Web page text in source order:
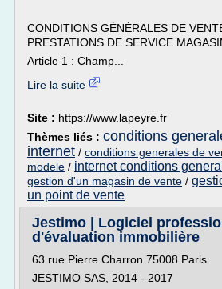
CONDITIONS GÉNÉRALES DE
PRESTATIONS DE SERVICE
Article 1 : Champ...
Lire la suite
Site : https://www.lapeyre.fr
Thèmes liés : conditions
internet / conditions generales de
modele / internet conditions
gestion d'un magasin de vente /
un point de vente
Jestimo | Logiciel
d'évaluation immobilière
63 rue Pierre Charron 75008 Paris
JESTIMO SAS, 2014 - 2017